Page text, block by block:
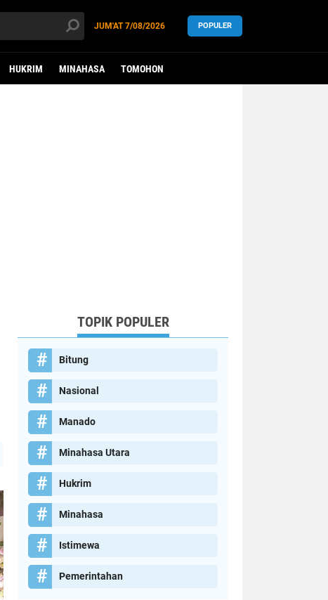
JUM'AT7/08/2026 POPULER
HUKRIM MINAHASA TOMOHON
TOPIK POPULER
Bitung
Nasional
Manado
Minahasa Utara
Hukrim
Minahasa
Istimewa
Pemerintahan